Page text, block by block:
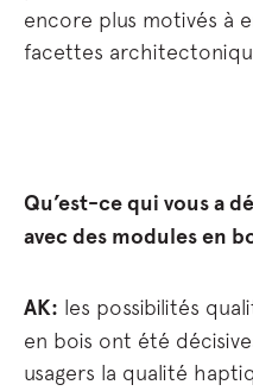
encore plus motivés à
facettes
Qu’est-ce qui vous a
avec des modules en
AK: les possibilités
en bois ont été
usagers la qualité